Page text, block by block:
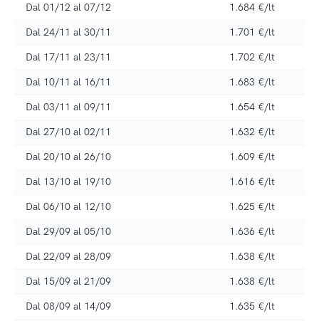
Dal 01/12 al 07/12 1.684 €/lt
Dal 24/11 al 30/11 1.701 €/lt
Dal 17/11 al 23/11 1.702 €/lt
Dal 10/11 al 16/11 1.683 €/lt
Dal 03/11 al 09/11 1.654 €/lt
Dal 27/10 al 02/11 1.632 €/lt
Dal 20/10 al 26/10 1.609 €/lt
Dal 13/10 al 19/10 1.616 €/lt
Dal 06/10 al 12/10 1.625 €/lt
Dal 29/09 al 05/10 1.636 €/lt
Dal 22/09 al 28/09 1.638 €/lt
Dal 15/09 al 21/09 1.638 €/lt
Dal 08/09 al 14/09 1.635 €/lt